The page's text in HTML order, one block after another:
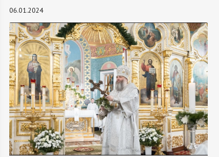
06.01.2024